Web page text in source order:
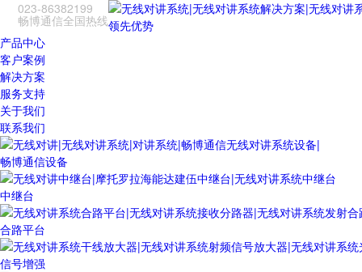
023-86382199
畅博通信全国热线领先优势
产品中心
客户案例
解决方案
服务支持
关于我们
联系我们
畅博通信设备
中继台
合路平台
信号增强